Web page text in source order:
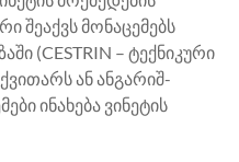
შეაქვს მონაცემებს
(CESTRIN – ტექნიკური
ან ანგარიშ-
ინახება ვინეტის